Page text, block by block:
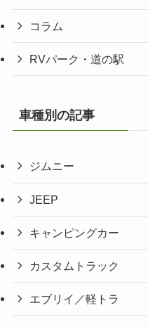
コラム
RVパーク・道の駅
車種別の記事
ジムニー
JEEP
キャンピングカー
カスタムトラック
エブリイ／軽トラ